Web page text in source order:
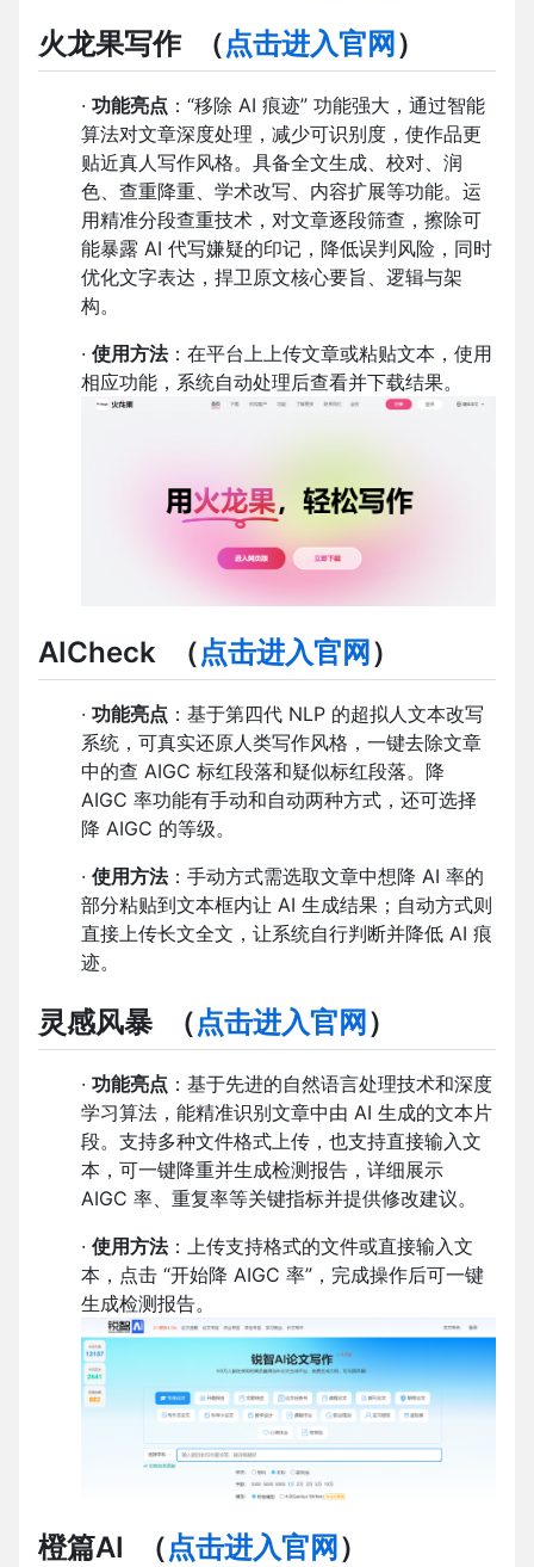
火龙果写作（点击进入官网 ）
· 功能亮点 ：“移除 AI 痕迹” 功能强大，通过智能
算法对文章深度处理，减少可识别度，使作品更
贴近真人写作风格。具备全文生成、校对、润
色、查重降重、学术改写、内容扩展等功能。运
用精准分段查重技术，对文章逐段筛查，擦除可
能暴露 AI 代写嫌疑的印记，降低误判风险，同时
优化文字表达，捍卫原文核心要旨、逻辑与架
构。
· 使用方法：在平台上上传文章或粘贴文本，使用
相应功能，系统自动处理后查看并下载结果。
AICheck （点击进入官网 ）
· 功能亮点 ：基于第四代 NLP 的超拟人文本改写
系统，可真实还原人类写作风格，一键去除文章
中的查 AIGC 标红段落和疑似标红段落。降
AIGC 率功能有手动和自动两种方式，还可选择
降 AIGC 的等级。
· 使用方法：手动方式需选取文章中想降 AI 率的
部分粘贴到文本框内让 AI 生成结果；自动方式则
直接上传长文全文，让系统自行判断并降低 AI 痕
迹。
灵感风暴（点击进入官网 ）
· 功能亮点 ：基于先进的自然语言处理技术和深度
学习算法，能精准识别文章中由 AI 生成的文本片
段。支持多种文件格式上传，也支持直接输入文
本，可一键降重并生成检测报告，详细展示
AIGC 率、重复率等关键指标并提供修改建议。
· 使用方法：上传支持格式的文件或直接输入文
本，点击 “开始降 AIGC 率”，完成操作后可一键
生成检测报告。
橙篇AI （点击进入官网 ）